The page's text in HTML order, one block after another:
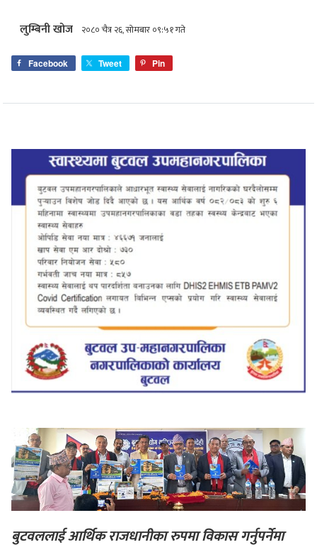
लुम्बिनी खोज २०८० चैत्र २६, सोमबार ०९:५१ गते
Facebook Tweet Pin
बुटवललाई आर्थिक राजधानीका रुपमा विकास गर्नुपर्नेमा